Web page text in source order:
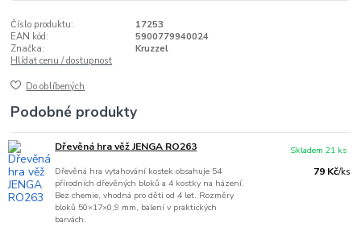
Číslo produktu:
17253
EAN kód:
5900779940024
Značka:
Kruzzel
Hlídat cenu / dostupnost
Do oblíbených
Podobné produkty
Dřevěná hra věž JENGA RO263
Dřevěná hra vytahování kostek obsahuje 54
přírodních dřevěných bloků a 4 kostky na házení.
Bez chemie, vhodná pro děti od 4 let. Rozměry
bloků 50×17×0,9 mm, balení v praktických
barvách.
79 Kč/ks
Skladem 21 ks